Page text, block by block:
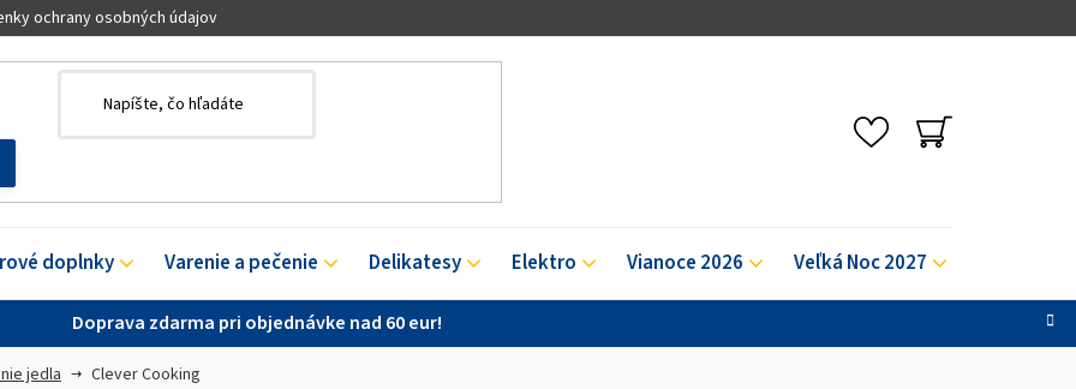
Doprava zdarma pri objednávke nad 60 eur!
ochrany osobných údajov
NÁKUPNÝ
KOŠÍK
doplnky Varenie a pečenie Delikatesy Elektro Vianoce 2026 Veľká Noc 2027
jedla Clever Cooking